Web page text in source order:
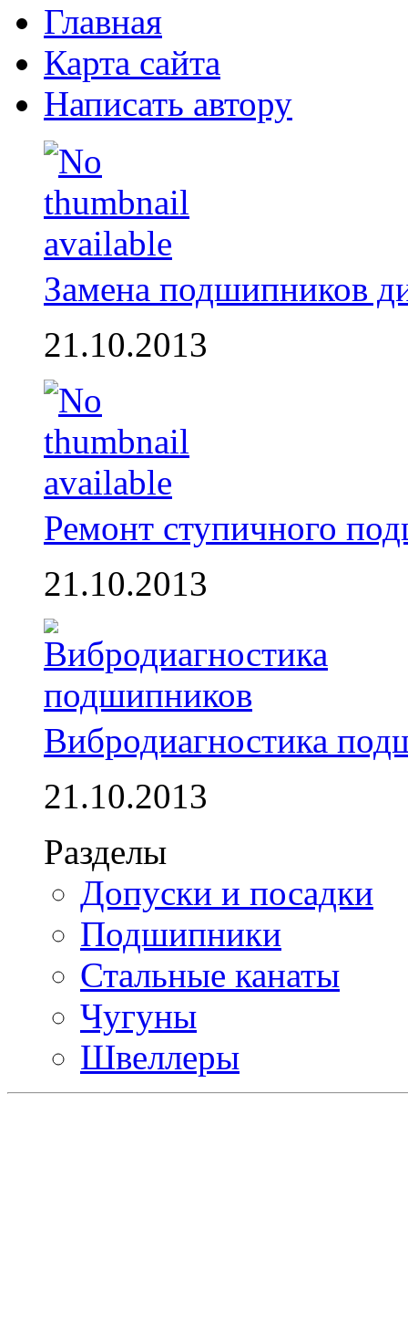
Главная
Карта сайта
Написать автору
Замена подшипников
21.10.2013
Ремонт ступичного
21.10.2013
Вибродиагностика
21.10.2013
Разделы
Допуски и посадки
Подшипники
Стальные канаты
Чугуны
Швеллеры